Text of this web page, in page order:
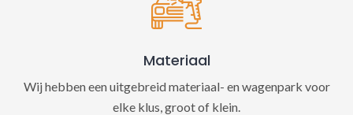
Materiaal
Wij hebben een uitgebreid materiaal- en wagenpark voor
elke klus, groot of klein.